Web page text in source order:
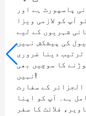
پاسپورٹ ہے اور
آپ کو لازمی ویزا
شہریوں کے لیے
کی پیشکش نہیں
دینا ضروری
کا سوچیں بھی
نہیں!
کے سفارت
ہے۔ آپ کو اپنا
فلائٹ کا سفر